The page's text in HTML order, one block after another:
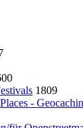
1809
-